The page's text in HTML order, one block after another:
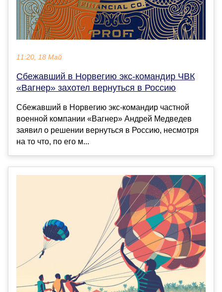
11:20, 18 Май
Сбежавший в Норвегию экс-командир ЧВК
«Вагнер» захотел вернуться в Россию
Сбежавший в Норвегию экс-командир частной
военной компании «Вагнер» Андрей Медведев
заявил о решении вернуться в Россию, несмотря
на то что, по его м...